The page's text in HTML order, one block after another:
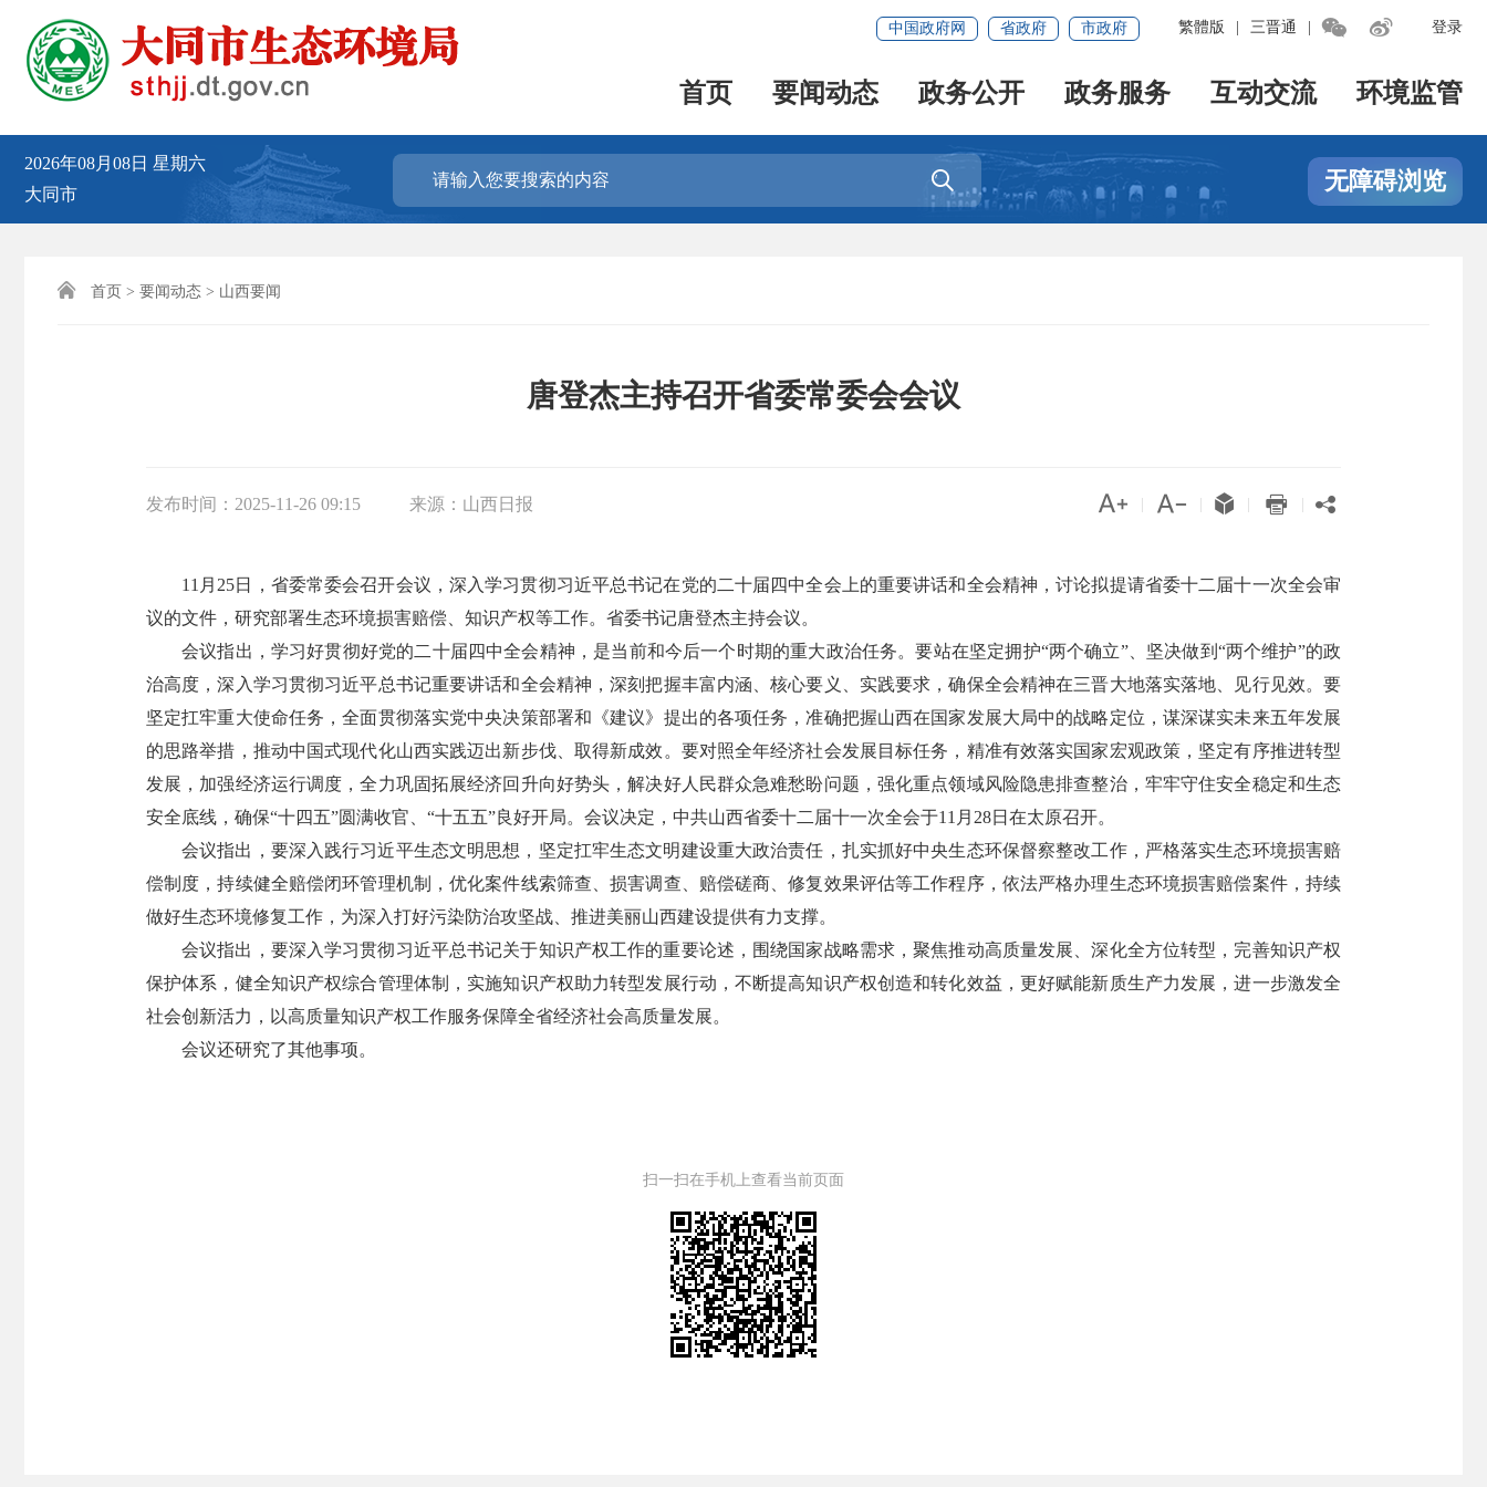
登录
繁體版 三晋通  
中国政府网 省政府 市政府
首页 要闻动态 政务公开 政务服务 互动交流 环境监管
2026年08月08日 星期六
大同市
 无障碍浏览
 首页 > 要闻动态 > 山西要闻
唐登杰主持召开省委常委会会议
发布时间： 2025-11-26 09:15 来源： 山西日报     
11月25日，省委常委会召开会议，深入学习贯彻习近平总书记在党的二十届四中全会上的重要讲话和全会精神，讨论拟提请省委十二届十一次全会审
议的文件，研究部署生态环境损害赔偿、知识产权等工作。省委书记唐登杰主持会议。
会议指出，学习好贯彻好党的二十届四中全会精神，是当前和今后一个时期的重大政治任务。要站在坚定拥护“两个确立”、坚决做到“两个维护”的政
治高度，深入学习贯彻习近平总书记重要讲话和全会精神，深刻把握丰富内涵、核心要义、实践要求，确保全会精神在三晋大地落实落地、见行见效。要
坚定扛牢重大使命任务，全面贯彻落实党中央决策部署和《建议》提出的各项任务，准确把握山西在国家发展大局中的战略定位，谋深谋实未来五年发展
的思路举措，推动中国式现代化山西实践迈出新步伐、取得新成效。要对照全年经济社会发展目标任务，精准有效落实国家宏观政策，坚定有序推进转型
发展，加强经济运行调度，全力巩固拓展经济回升向好势头，解决好人民群众急难愁盼问题，强化重点领域风险隐患排查整治，牢牢守住安全稳定和生态
安全底线，确保“十四五”圆满收官、“十五五”良好开局。会议决定，中共山西省委十二届十一次全会于11月28日在太原召开。
会议指出，要深入践行习近平生态文明思想，坚定扛牢生态文明建设重大政治责任，扎实抓好中央生态环保督察整改工作，严格落实生态环境损害赔
偿制度，持续健全赔偿闭环管理机制，优化案件线索筛查、损害调查、赔偿磋商、修复效果评估等工作程序，依法严格办理生态环境损害赔偿案件，持续
做好生态环境修复工作，为深入打好污染防治攻坚战、推进美丽山西建设提供有力支撑。
会议指出，要深入学习贯彻习近平总书记关于知识产权工作的重要论述，围绕国家战略需求，聚焦推动高质量发展、深化全方位转型，完善知识产权
保护体系，健全知识产权综合管理体制，实施知识产权助力转型发展行动，不断提高知识产权创造和转化效益，更好赋能新质生产力发展，进一步激发全
社会创新活力，以高质量知识产权工作服务保障全省经济社会高质量发展。
会议还研究了其他事项。
扫一扫在手机上查看当前页面